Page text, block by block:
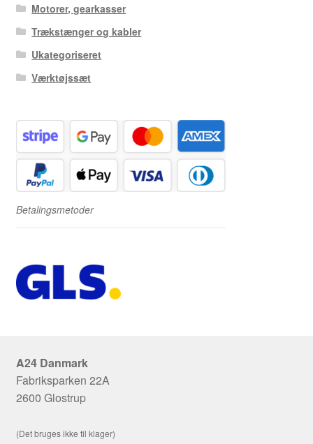
Motorer, gearkasser
Trækstænger og kabler
Ukategoriseret
Værktøjssæt
Betalingsmetoder
A24 Danmark
Fabriksparken 22A
2600 Glostrup
(Det bruges ikke til klager)